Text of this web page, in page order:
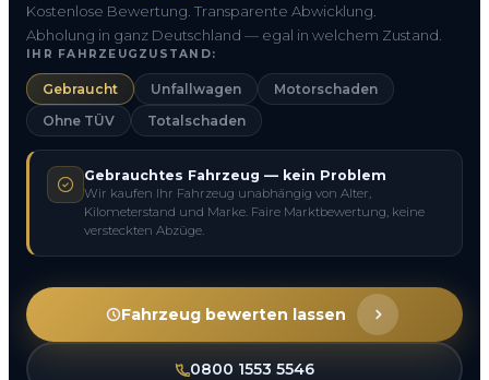
FAQ
0800 1553 5546
Kostenlose Bewertung. Transparente Abwicklung.
Abholung in ganz Deutschland — egal in welchem Zustand.
IHR FAHRZEUGZUSTAND:
Gebraucht Unfallwagen
Motorschaden
Ohne TÜV
Totalschaden
Gebrauchtes Fahrzeug — kein Problem
Wir kaufen Ihr Fahrzeug unabhängig von Alter,
Kilometerstand und Marke. Faire Marktbewertung, keine
versteckten Abzüge.
Fahrzeug bewerten lassen
0800 1553 5546